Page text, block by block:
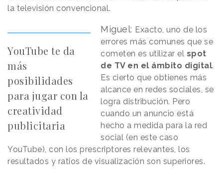
la televisión convencional.
YouTube te da
más
posibilidades
para jugar con la
creatividad
publicitaria
Miguel: Exacto, uno de los
errores más comunes que se
cometen es utilizar el spot
de TV en el ámbito digital.
Es cierto que obtienes más
alcance en redes sociales, se
logra distribución. Pero
cuando un anuncio está
hecho a medida para la red
social (en este caso
YouTube), con los prescriptores relevantes, los
resultados y ratios de visualización son superiores.